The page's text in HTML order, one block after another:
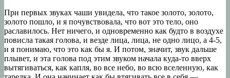
При первых звуках чаши увидела, что такое золото, золото,
золото пошло, и я почувствовала, что вот это тело, оно
раславилось. Нет ничего, и одновременно как будто в воздухе
повисла такая голова, и везде лица, лица, не одно лицо, а 4-5,
и я понимаю, что это как бы я. И потом, значит, звук дальше
плывет, и эта голова под этим звуком начала куда-то вверх
вытягиваться, как капля, во все небо, во всю вселенную, как